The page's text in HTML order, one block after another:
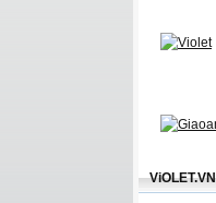
ViOLET.VN